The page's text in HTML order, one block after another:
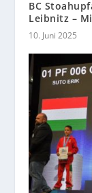
BC
Leibnitz –
10. Juni 2025